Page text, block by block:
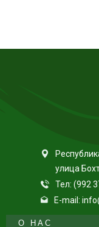
улица
Тел: (992
E-mail:
О НАС